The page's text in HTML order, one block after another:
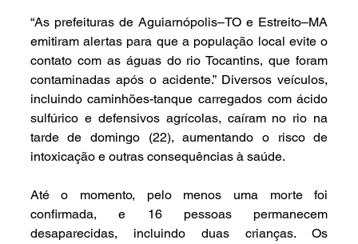
“As prefeituras de Aguiarnópolis–TO e Estreito–MA
emitiram alertas para que a população local evite o
contato com as águas do rio Tocantins, que foram
contaminadas após o acidente.” Diversos veículos,
incluindo caminhões-tanque carregados com ácido
sulfúrico e defensivos agrícolas, caíram no rio na
tarde de domingo (22), aumentando o risco de
intoxicação e outras consequências à saúde.
Até o momento, pelo menos uma morte foi
confirmada, e 16 pessoas permanecem
desaparecidas, incluindo duas crianças. Os